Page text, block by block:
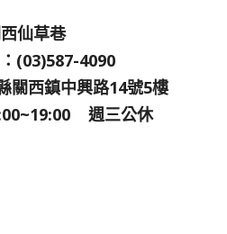
仙草巷
(03)587-4090
關西鎮中興路14號5樓
週三公休